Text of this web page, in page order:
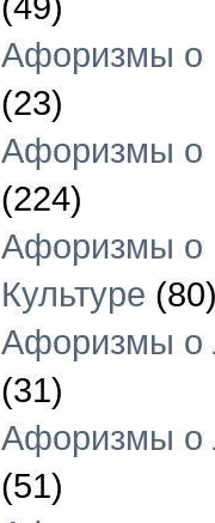
(49)
Афоризмы о
(23)
Афоризмы о
(224)
Афоризмы о
Культуре
Афоризмы о
(31)
Афоризмы о
(51)